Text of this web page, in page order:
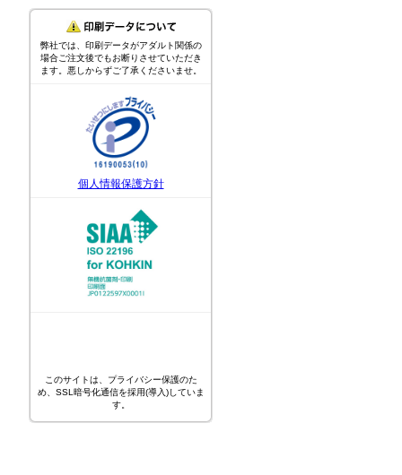
弊社では、印刷データがアダルト関係の
場合ご注文後でもお断りさせていただき
ます。悪しからずご了承くださいませ。
個人情報保護方針
このサイトは、プライバシー保護のた
め、SSL暗号化通信を採用(導入)していま
す。